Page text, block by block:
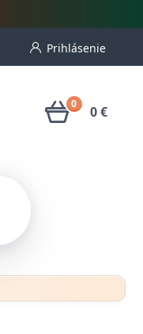
Prihlásenie
0 0 €